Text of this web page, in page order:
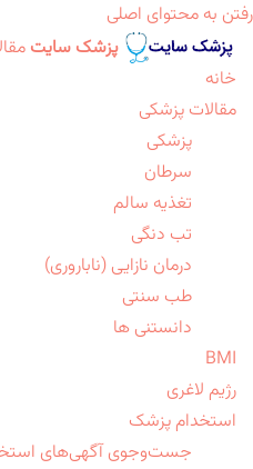
رفتن به محتوای اصلی
پزشک سایت
خانه
مقالات پزشکی
پزشکی
سرطان
تغذیه سالم
تب دنگی
درمان نازایی (ناباروری)
طب سنتی
دانستنی ها
BMI
رژیم لاغری
استخدام پزشک
جست‌وجوی آگهی‌های